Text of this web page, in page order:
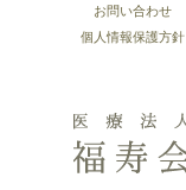
お問い合わせ
個人情報保護方針